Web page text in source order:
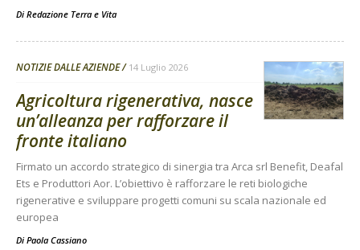
Di Redazione Terra e Vita
NOTIZIE DALLE AZIENDE 14 Luglio 2026
Agricoltura rigenerativa, nasce
un’alleanza per rafforzare il
fronte italiano
Firmato un accordo strategico di sinergia tra Arca srl Benefit, Deafal
Ets e Produttori Aor. L’obiettivo è rafforzare le reti biologiche
rigenerative e sviluppare progetti comuni su scala nazionale ed
europea
Di Paola Cassiano